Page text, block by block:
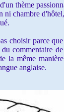
thème
chambre
choisir parce
commentaire
même
anglaise.